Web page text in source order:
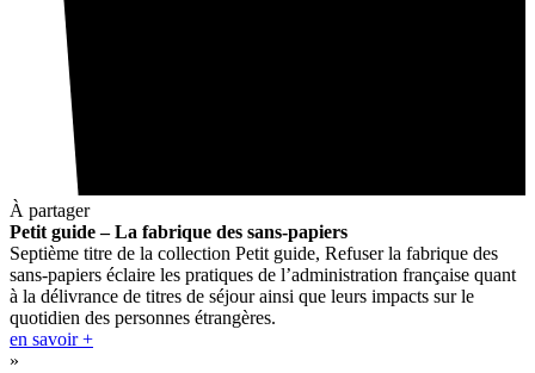
À partager
Petit guide – La fabrique des sans-papiers
Septième titre de la collection Petit guide, Refuser la fabrique des
sans-papiers éclaire les pratiques de l’administration française quant
à la délivrance de titres de séjour ainsi que leurs impacts sur le
quotidien des personnes étrangères.
en savoir +
»